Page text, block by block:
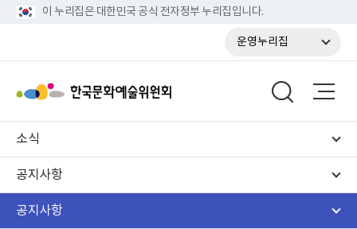
이 누리집은 대한민국 공식 전자정부 누리집입니다.
운영누리집
소식
공지사항
공지사항